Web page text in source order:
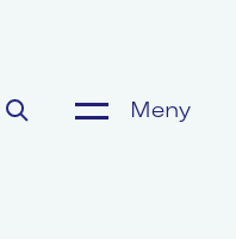
Meny